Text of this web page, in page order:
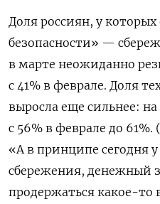
Доля россиян, у
безопасности» —
в марте неожиданно
с 41% в феврале. Доля
выросла еще сильнее:
с 56% в феврале до 61%.
«А в принципе сегодня
сбережения, денежный
продержаться какое-то